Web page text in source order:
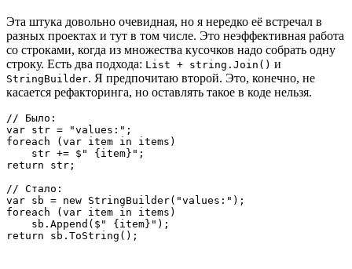
Эта штука довольно очевидная, но я нередко её встречал в
разных проектах и тут в том числе. Это неэффективная работа
со строками, когда из множества кусочков надо собрать одну
строку. Есть два подхода: List + string.Join() и
StringBuilder. Я предпочитаю второй. Это, конечно, не
касается рефакторинга, но оставлять такое в коде нельзя.
// Было:
var str = "values:";
foreach (var item in items)
    str += $" {item}";
return str;
// Стало:
var sb = new StringBuilder("values:");
foreach (var item in items)
    sb.Append($" {item}");
return sb.ToString();